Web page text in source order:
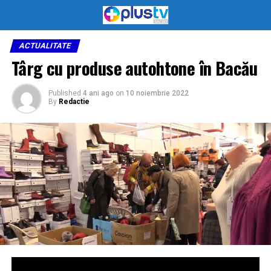
ACTUALITATE
Târg cu produse autohtone în Bacău
Published 4 ani ago on 10 noiembrie 2022
By Redactie